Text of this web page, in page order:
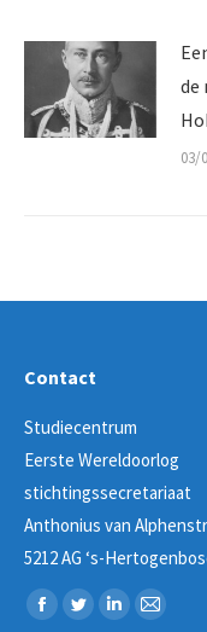
de
03/
Contact
Studiecentrum
Eerste Wereldoorlog
stichtingssecretariaat
Anthonius van
5212 AG ‘s-
Vind ons op:
Facebook
TwitterLinkedin
Mail